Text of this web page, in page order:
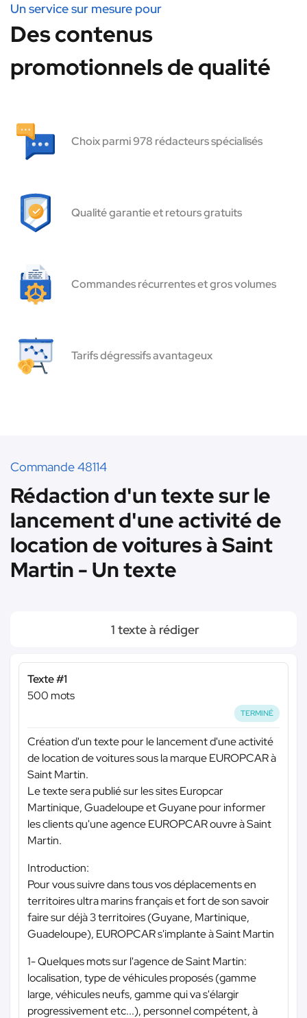
Un service sur mesure pour
Des contenus
promotionnels de qualité
Choix parmi 978 rédacteurs spécialisés
Qualité garantie et retours gratuits
Commandes récurrentes et gros volumes
Tarifs dégressifs avantageux
Commande 48114
Rédaction d'un texte sur le
lancement d'une activité de
location de voitures à Saint
Martin - Un texte
1 texte à rédiger
Texte #1
500 mots
TERMINÉ
Création d'un texte pour le lancement d'une activité
de location de voitures sous la marque EUROPCAR à
Saint Martin.
Le texte sera publié sur les sites Europcar
Martinique, Guadeloupe et Guyane pour informer
les clients qu'une agence EUROPCAR ouvre à Saint
Martin.
Introduction:
Pour vous suivre dans tous vos déplacements en
territoires ultra marins français et fort de son savoir
faire sur déjà 3 territoires (Guyane, Martinique,
Guadeloupe), EUROPCAR s'implante à Saint Martin
1- Quelques mots sur l'agence de Saint Martin:
localisation, type de véhicules proposés (gamme
large, véhicules neufs, gamme qui va s'élargir
progressivement etc...), personnel compétent, à